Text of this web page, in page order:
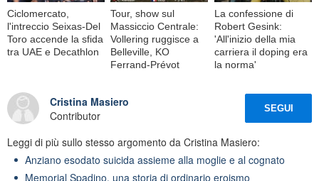
Ciclomercato,
l'intreccio Seixas-Del
Toro accende la sfida
tra UAE e Decathlon
Tour, show sul
Massiccio Centrale:
Vollering ruggisce a
Belleville, KO
Ferrand-Prévot
La confessione di
Robert Gesink:
'All'inizio della mia
carriera il doping era
la norma'
Cristina Masiero
Contributor
SEGUI
Leggi di più sullo stesso argomento da Cristina Masiero:
Anziano esodato suicida assieme alla moglie e al cognato
Memorial Spadino, una storia di ordinario eroismo